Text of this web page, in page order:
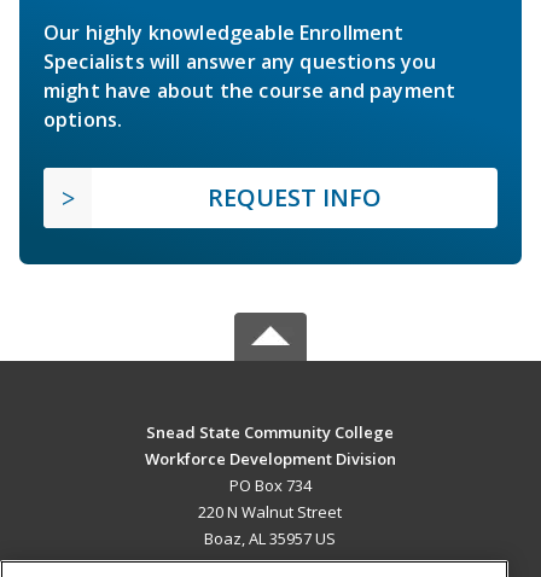
Our highly knowledgeable Enrollment
Specialists will answer any questions you
might have about the course and payment
options.
REQUEST INFO
Snead State Community College
Workforce Development Division
PO Box 734
220 N Walnut Street
Boaz, AL 35957 US